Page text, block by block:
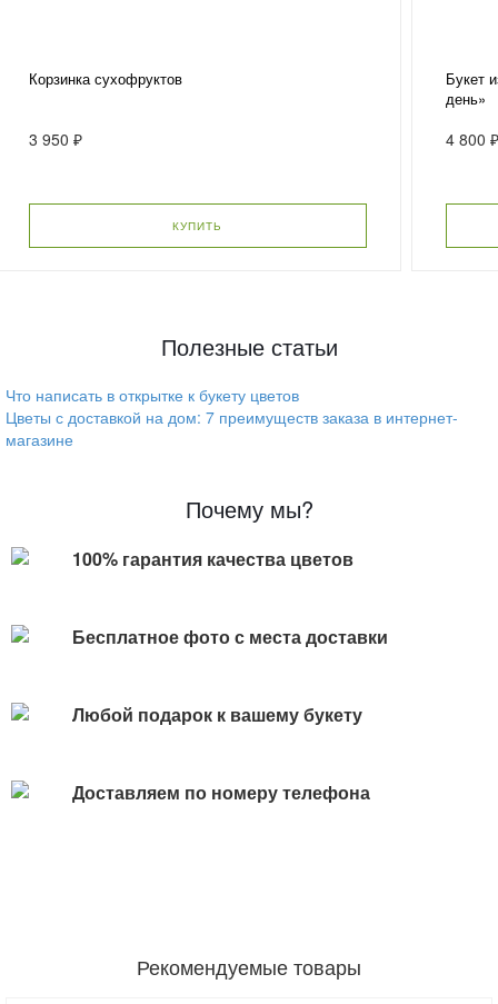
Корзинка сухофруктов
3 950 ₽
КУПИТЬ
Букет
день»
4 800
Полезные статьи
Что написать в открытке к букету цветов
Цветы с доставкой на дом: 7 преимуществ заказа в интернет-
магазине
Почему мы?
100% гарантия качества цветов
Бесплатное фото с места доставки
Любой подарок к вашему букету
Доставляем по номеру телефона
Рекомендуемые товары